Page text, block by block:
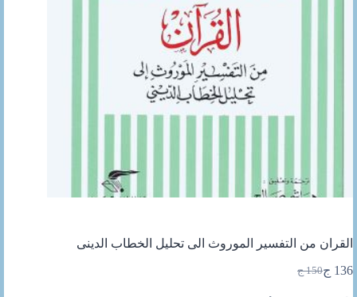
القران من التفسير الموروث الى تحليل الخطاب الدينى
150 ج
السعر
136 جالسعر